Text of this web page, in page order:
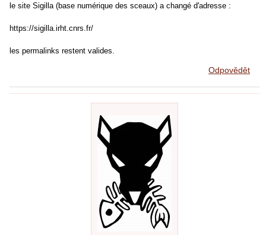
le site Sigilla (base numérique des sceaux) a changé d'adresse :
https://sigilla.irht.cnrs.fr/
les permalinks restent valides.
Odpovědět